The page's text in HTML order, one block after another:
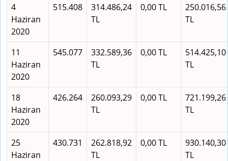
4
Haziran
2020
515.408
314.486,24
TL
0,00 TL
250.016,56
TL
11
Haziran
2020
545.077
332.589,36
TL
0,00 TL
514.425,10
TL
18
Haziran
2020
426.264
260.093,29
TL
0,00 TL
721.199,26
TL
25
Haziran
430.731
262.818,92
TL
0,00 TL
930.140,30
TL